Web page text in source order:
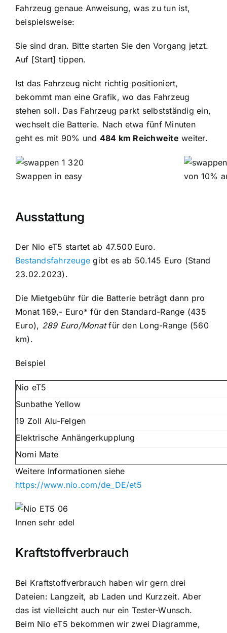
Fahrzeug genaue Anweisung, was zu tun ist,
beispielsweise:
Sie sind dran. Bitte starten Sie den Vorgang jetzt.
Auf [Start] tippen.
Ist das Fahrzeug nicht richtig positioniert,
bekommt man eine Grafik, wo das Fahrzeug
stehen soll. Das Fahrzeug parkt selbstständig ein,
wechselt die Batterie. Nach etwa fünf Minuten
geht es mit 90% und 484 km Reichweite weiter.
Swappen in easy von 10%
Ausstattung
Der Nio eT5 startet ab 47.500 Euro.
Bestandsfahrzeuge gibt es ab 50.145 Euro (Stand
23.02.2023).
Die Mietgebühr für die Batterie beträgt dann pro
Monat 169,- Euro* für den Standard-Range (435
Euro), 289 Euro/Monatfür den Long-Range (560
km).
Beispiel
Nio eT5
Sunbathe Yellow
19 Zoll Alu-Felgen
Elektrische Anhängerkupplung
Nomi Mate
Weitere Informationen siehe
https://www.nio.com/de_DE/et5
Innen sehr edel
Kraftstoffverbrauch
Bei Kraftstoffverbrauch haben wir gern drei
Dateien: Langzeit, ab Laden und Kurzzeit. Aber
das ist vielleicht auch nur ein Tester-Wunsch.
Beim Nio eT5 bekommen wir zwei Diagramme,